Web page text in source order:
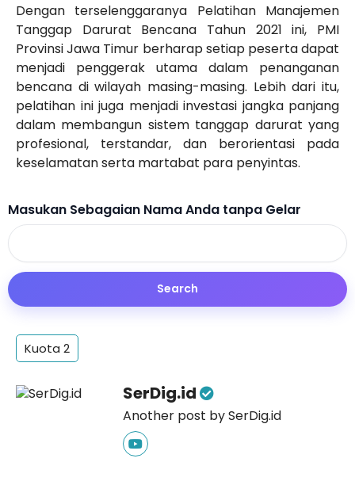
Dengan terselenggaranya Pelatihan Manajemen
Tanggap Darurat Bencana Tahun 2021 ini, PMI
Provinsi Jawa Timur berharap setiap peserta dapat
menjadi penggerak utama dalam penanganan
bencana di wilayah masing-masing. Lebih dari itu,
pelatihan ini juga menjadi investasi jangka panjang
dalam membangun sistem tanggap darurat yang
profesional, terstandar, dan berorientasi pada
keselamatan serta martabat para penyintas.
Masukan Sebagaian Nama Anda tanpa Gelar
Kuota 2
SerDig.id
Another post by SerDig.id